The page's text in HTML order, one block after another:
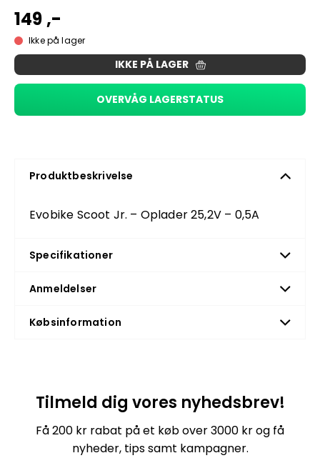
149 ,-
Ikke på lager
IKKE PÅ LAGER
OVERVÅG LAGERSTATUS
Produktbeskrivelse
Evobike Scoot Jr. – Oplader 25,2V – 0,5A
Specifikationer
Anmeldelser
Købsinformation
Tilmeld dig vores nyhedsbrev!
Få 200 kr rabat på et køb over 3000 kr og få
nyheder, tips samt kampagner.